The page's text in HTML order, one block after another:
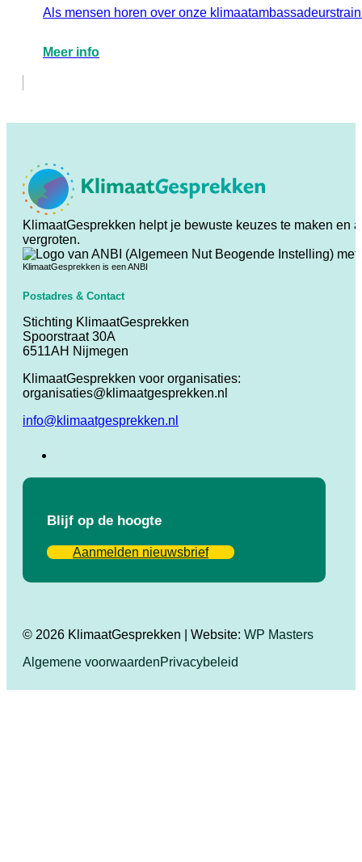
Als mensen horen over onze
Meer info
KlimaatGesprekken helpt je bewuste keuzes te maken en
vergroten.
KlimaatGesprekken is een ANBI
Postadres & Contact
Stichting KlimaatGesprekken
Spoorstraat 30A
6511AH Nijmegen
KlimaatGesprekken voor organisaties:
organisaties@klimaatgesprekken.nl
info@klimaatgesprekken.nl
Blijf op de hoogte
Aanmelden nieuwsbrief
© 2026 KlimaatGesprekken | Website: WP Masters
Algemene voorwaardenPrivacybeleid